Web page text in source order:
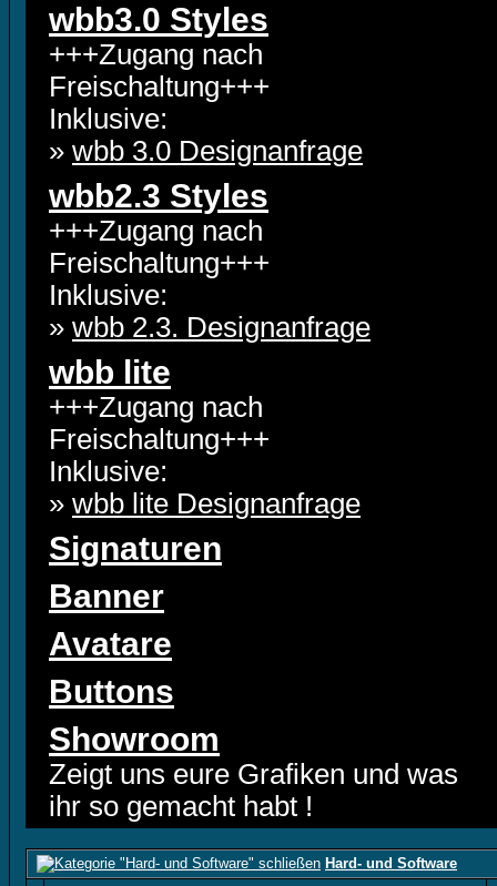
wbb3.0 Styles
+++Zugang nach
Freischaltung+++
Inklusive:
» wbb 3.0 Designanfrage
wbb2.3 Styles
+++Zugang nach
Freischaltung+++
Inklusive:
» wbb 2.3. Designanfrage
wbb lite
+++Zugang nach
Freischaltung+++
Inklusive:
» wbb lite Designanfrage
Signaturen
Banner
Avatare
Buttons
Showroom
Zeigt uns eure Grafiken und was
ihr so gemacht habt !
Hard- und Software